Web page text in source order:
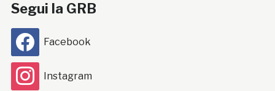
Segui la GRB
Facebook
Instagram